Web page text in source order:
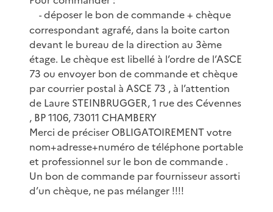
-déposer le bon de commande + chèque
correspondant agrafé, dans la boite carton
devant le bureau de la direction au 3ème
étage. Le chèque est libellé à l’ordre de l’ASCE
73 ou envoyer bon de commande et chèque
par courrier postal à ASCE 73 , à l’attention
de Laure STEINBRUGGER, 1 rue des Cévennes
, BP 1106, 73011 CHAMBERY
Merci de préciser OBLIGATOIREMENT votre
nom+adresse+numéro de téléphone portable
et professionnel sur le bon de commande .
Un bon de commande par fournisseur assorti
d’un chèque, ne pas mélanger !!!!